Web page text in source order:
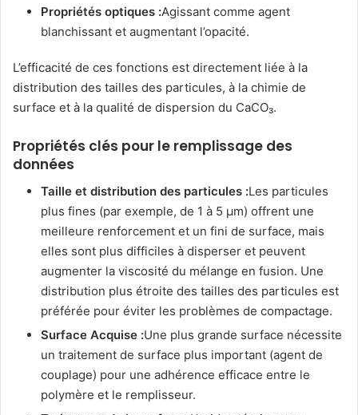
Propriétés optiques :Agissant comme agent
blanchissant et augmentant l’opacité.
L’efficacité de ces fonctions est directement liée à la
distribution des tailles des particules, à la chimie de
surface et à la qualité de dispersion du CaCO₃.
Propriétés clés pour le remplissage des
données
Taille et distribution des particules :Les particules
plus fines (par exemple, de 1 à 5 μm) offrent une
meilleure renforcement et un fini de surface, mais
elles sont plus difficiles à disperser et peuvent
augmenter la viscosité du mélange en fusion. Une
distribution plus étroite des tailles des particules est
préférée pour éviter les problèmes de compactage.
Surface Acquise :Une plus grande surface nécessite
un traitement de surface plus important (agent de
couplage) pour une adhérence efficace entre le
polymère et le remplisseur.